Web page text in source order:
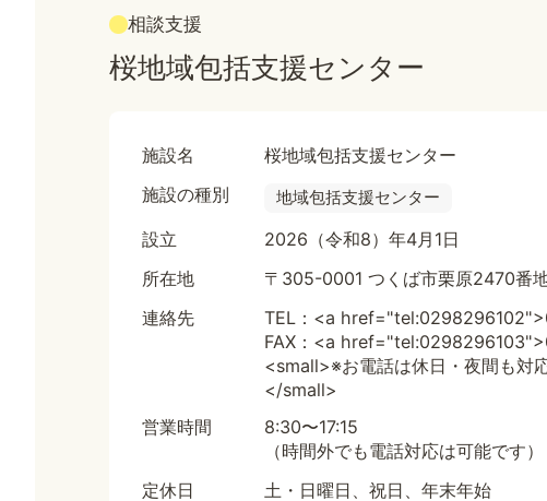
相談支援
桜地域包括支援センター
施設名
桜地域包括支援センター
施設の種別
地域包括支援センター
設立
2026（令和8）年4月1日
所在地
〒305-0001 つくば市栗原2470番
連絡先
TEL：<a
FAX：<a
<small>※お電話は休日・夜間も対
</small>
営業時間
8:30〜17:15
（時間外でも電話対応は可能です）
定休日
土・日曜日、祝日、年末年始